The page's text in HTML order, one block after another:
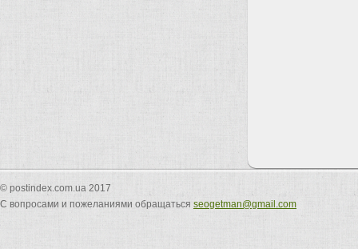
© postindex.com.ua 2017
С вопросами и пожеланиями обращаться seogetman@gmail.com